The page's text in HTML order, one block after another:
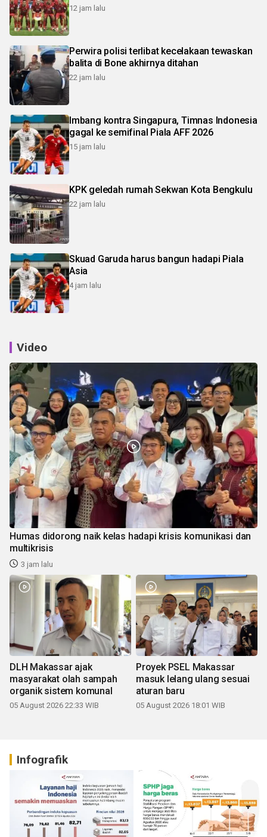
12 jam lalu
Perwira polisi terlibat kecelakaan tewaskan
balita di Bone akhirnya ditahan
22 jam lalu
Imbang kontra Singapura, Timnas Indonesia
gagal ke semifinal Piala AFF 2026
15 jam lalu
KPK geledah rumah Sekwan Kota Bengkulu
22 jam lalu
Skuad Garuda harus bangun hadapi Piala
Asia
4 jam lalu
Video
Humas didorong naik kelas hadapi krisis komunikasi dan
multikrisis
3 jam lalu
DLH Makassar ajak
masyarakat olah sampah
organik sistem komunal
05 August 2026 22:33 WIB
Proyek PSEL Makassar
masuk lelang ulang sesuai
aturan baru
05 August 2026 18:01 WIB
Infografik